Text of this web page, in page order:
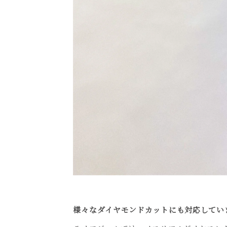
様々なダイヤモンドカットにも対応してい